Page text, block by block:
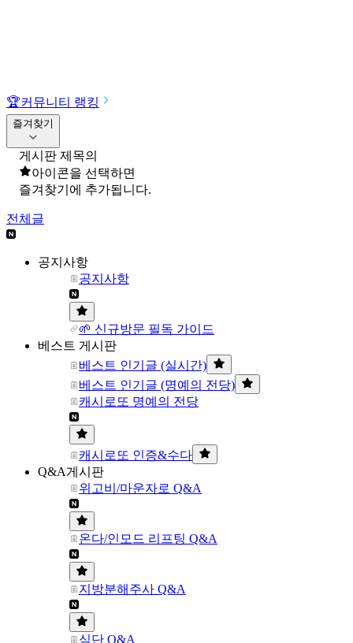
🏆커뮤니티 랭킹
즐겨찾기
게시판 제목의
아이콘을 선택하면
즐겨찾기에 추가됩니다.
전체글
공지사항
공지사항
🌱 신규방문 필독 가이드
베스트 게시판
베스트 인기글 (실시간)
베스트 인기글 (명예의 전당)
캐시로또 명예의 전당
캐시로또 인증&수다
Q&A게시판
위고비/마운자로 Q&A
온다/인모드 리프팅 Q&A
지방분해주사 Q&A
식단 Q&A